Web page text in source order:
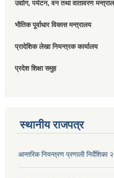
उद्योग, पर्यटन, वन तथा वातावरण
भौतिक पूर्वाधार विकास मन्त्रालय
प्रादेशिक लेखा नियन्त्रक कार्यालय
प्रदेश शिक्षा समुह
स्थानीय राजपत्र
आन्तरिक नियन्त्रण प्रणाली निर्देशिका